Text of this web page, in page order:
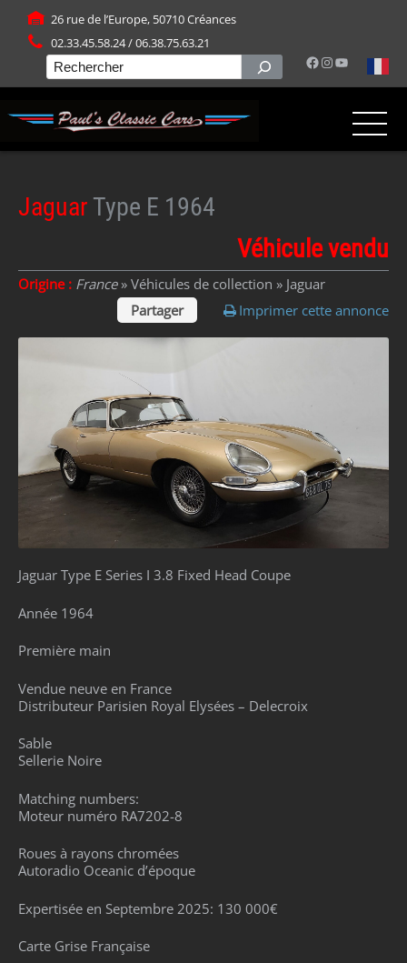
26 rue de l’Europe, 50710 Créances
02.33.45.58.24 / 06.38.75.63.21
Facebook
Instagram
YouTube
Rechercher
Jaguar Type E 1964
Véhicule vendu
Origine : France» Véhicules de collection » Jaguar
Partager
Imprimer cette annonce
Jaguar Type E Series I 3.8 Fixed Head Coupe
Année 1964
Première main
Vendue neuve en France
Distributeur Parisien Royal Elysées – Delecroix
Sable
Sellerie Noire
Matching numbers:
Moteur numéro RA7202-8
Roues à rayons chromées
Autoradio Oceanic d’époque
Expertisée en Septembre 2025: 130 000€
Carte Grise Française
Panneau de gestion des cookies